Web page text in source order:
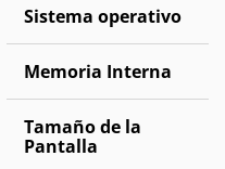
Sistema operativo
Memoria Interna
Tamaño de la
Pantalla